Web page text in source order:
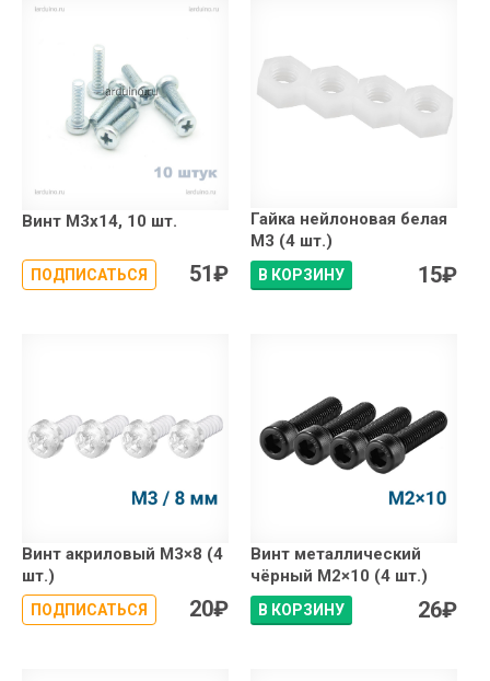
Винт М3х14, 10 шт.
ПОДПИСАТЬСЯ 51₽
Гайка нейлоновая белая
М3 (4 шт.)
В КОРЗИНУ 15₽
Винт акриловый М3×8 (4
шт.)
ПОДПИСАТЬСЯ 20₽
Винт металлический
чёрный М2×10 (4 шт.)
В КОРЗИНУ 26₽